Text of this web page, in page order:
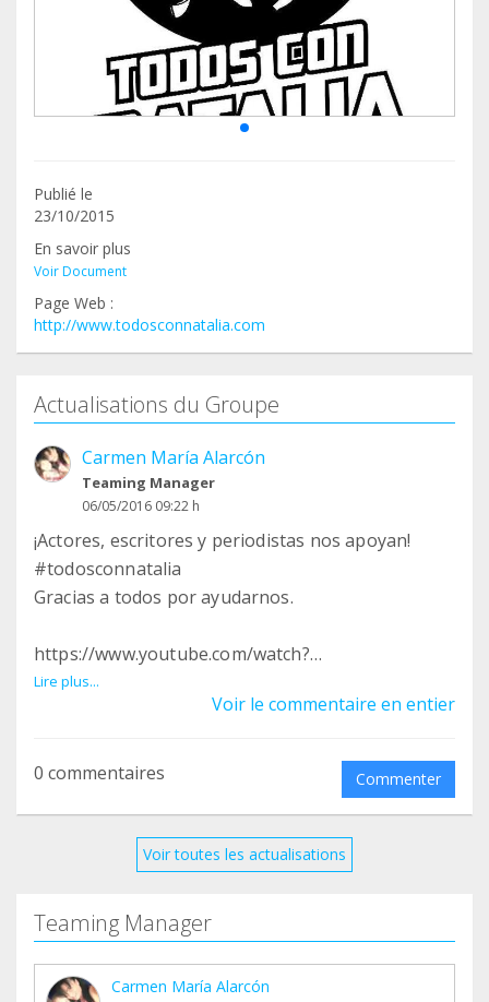
Publié le
23/10/2015
En savoir plus
Voir Document
Page Web :
http://www.todosconnatalia.com
Actualisations du Groupe
Carmen María Alarcón
Teaming Manager
06/05/2016 09:22 h
¡Actores, escritores y periodistas nos apoyan!
#todosconnatalia
Gracias a todos por ayudarnos.
https://www.youtube.com/watch?
v=_XByiVqHYIM&feature=youtu.be
Lire plus...
Voir le commentaire en entier
0 commentaires Commenter
Voir toutes les actualisations
Teaming Manager
Carmen María Alarcón